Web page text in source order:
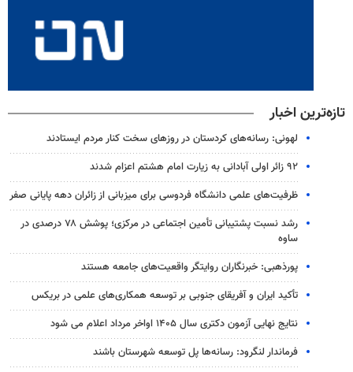
تازه‌ترین اخبار
لهونی: رسانه‌های کردستان در روزهای سخت کنار مردم ایستادند
۹۲ زائر اولی آبادانی به زیارت امام هشتم اعزام شدند
ظرفیت‌های علمی دانشگاه فردوسی برای میزبانی از زائران دهه پایانی صفر
رشد نسبت پشتیبانی تأمین اجتماعی در مرکزی؛ پوشش ۷۸ درصدی در
ساوه
پورذهبی: خبرنگاران روایتگر واقعیت‌های جامعه‌ هستند
تأکید ایران و آفریقای جنوبی بر توسعه همکاری‌های علمی در بریکس
نتایج نهایی آزمون دکتری سال ۱۴۰۵ اواخر مرداد اعلام می شود
فرماندار لنگرود: رسانه‌ها پل توسعه شهرستان باشند